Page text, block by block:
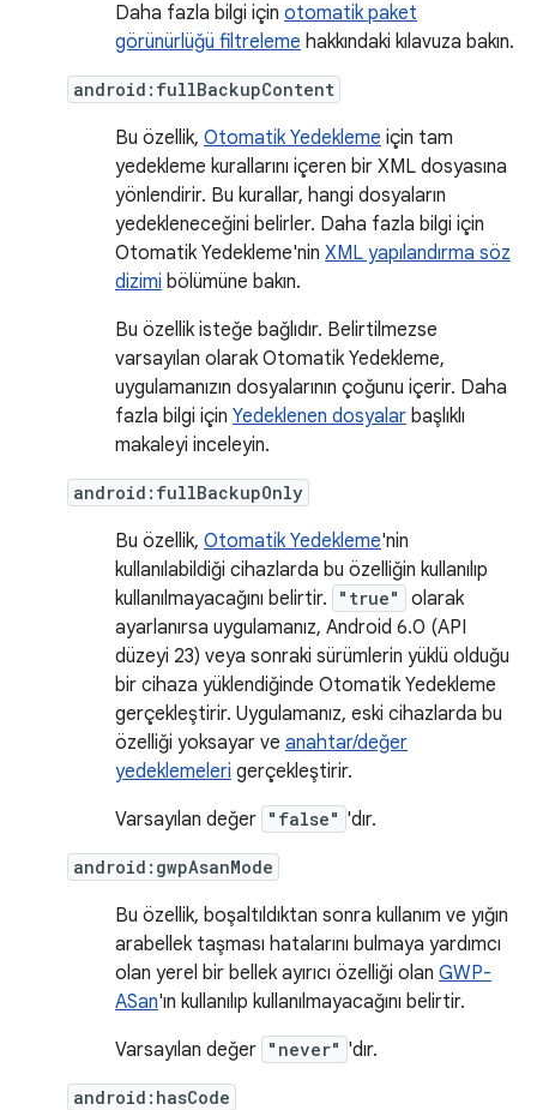
Daha fazla bilgi için otomatik paket
görünürlüğü filtreleme hakkındaki kılavuza bakın.
android:fullBackupContent
Bu özellik, Otomatik Yedekleme için tam
yedekleme kurallarını içeren bir XML dosyasına
yönlendirir. Bu kurallar, hangi dosyaların
yedekleneceğini belirler. Daha fazla bilgi için
Otomatik Yedekleme'nin XML yapılandırma söz
dizimi bölümüne bakın.
Bu özellik isteğe bağlıdır. Belirtilmezse
varsayılan olarak Otomatik Yedekleme,
uygulamanızın dosyalarının çoğunu içerir. Daha
fazla bilgi için Yedeklenen dosyalar başlıklı
makaleyi inceleyin.
android:fullBackupOnly
Bu özellik, Otomatik Yedekleme'nin
kullanılabildiği cihazlarda bu özelliğin kullanılıp
kullanılmayacağını belirtir.
"true"
olarak
ayarlanırsa uygulamanız, Android 6.0 (API
düzeyi 23) veya sonraki sürümlerin yüklü olduğu
bir cihaza yüklendiğinde Otomatik Yedekleme
gerçekleştirir. Uygulamanız, eski cihazlarda bu
özelliği yoksayar ve anahtar/değer
yedeklemeleri gerçekleştirir.
Varsayılan değer "false" 'dır.
android:gwpAsanMode
Bu özellik, boşaltıldıktan sonra kullanım ve yığın
arabellek taşması hatalarını bulmaya yardımcı
olan yerel bir bellek ayırıcı özelliği olan GWP-
ASan'ın kullanılıp kullanılmayacağını belirtir.
Varsayılan değer "never" 'dır.
android:hasCode